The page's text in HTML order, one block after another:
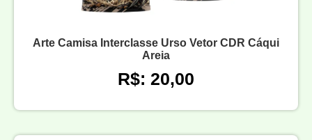
Arte Camisa Interclasse Urso Vetor CDR Cáqui
Areia
R$: 20,00